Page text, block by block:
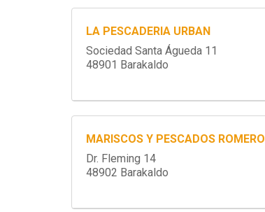
LA PESCADERIA URBAN
Sociedad Santa Águeda 11
48901 Barakaldo
MARISCOS Y PESCADOS ROMERO
Dr. Fleming 14
48902 Barakaldo